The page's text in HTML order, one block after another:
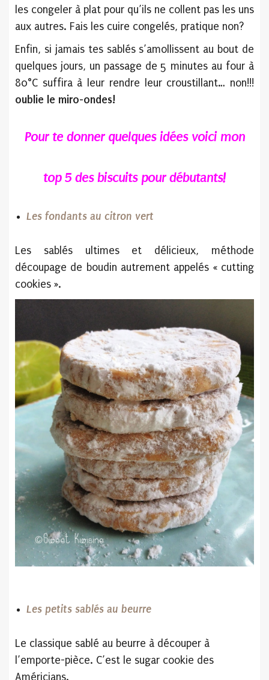
les congeler à plat pour qu’ils ne collent pas les uns
aux autres. Fais les cuire congelés, pratique non?
Enfin, si jamais tes sablés s’amollissent au bout de
quelques jours, un passage de 5 minutes au four à
80°C suffira à leur rendre leur croustillant… non!!!
oublie le miro-ondes!
Pour te donner quelques idées voici mon
top 5 des biscuits pour débutants!
Les fondants au citron vert
Les sablés ultimes et délicieux, méthode
découpage de boudin autrement appelés « cutting
cookies ».
Les petits sablés au beurre
Le classique sablé au beurre à découper à
l’emporte-pièce. C’est le sugar cookie des
Américians.